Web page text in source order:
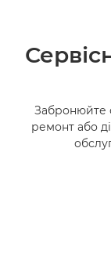
Забронюйте
ремонт або